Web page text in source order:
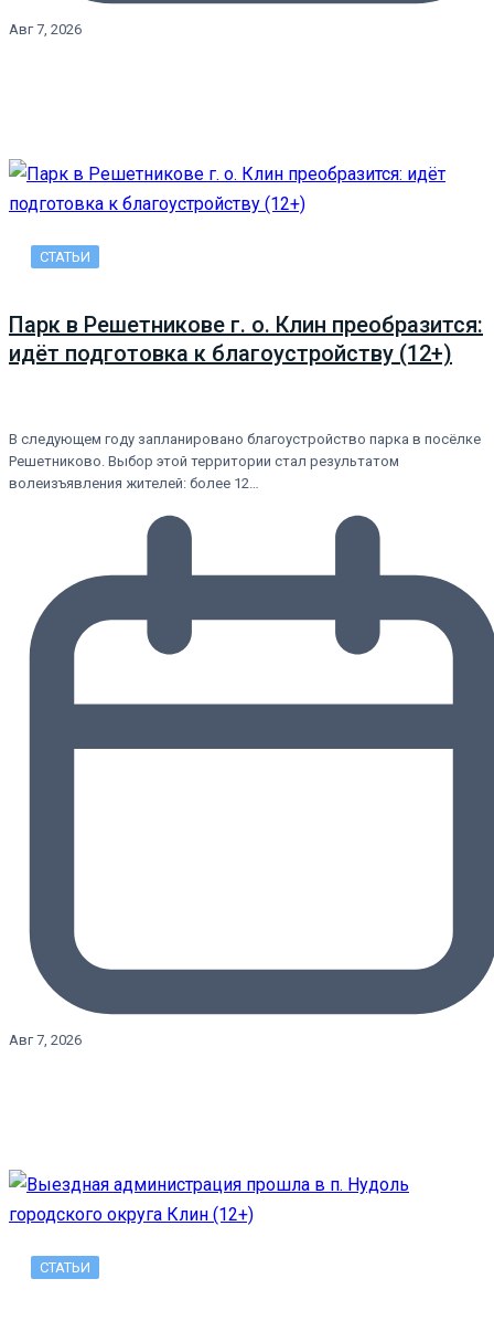
Авг 7, 2026
СТАТЬИ
Парк в Решетникове г. о. Клин преобразится:
идёт подготовка к благоустройству (12+)
В следующем году запланировано благоустройство парка в посёлке
Решетниково. Выбор этой территории стал результатом
волеизъявления жителей: более 12…
Авг 7, 2026
СТАТЬИ